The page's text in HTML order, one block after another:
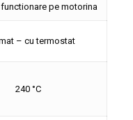
pe motorina
– cu termostat
240 °C